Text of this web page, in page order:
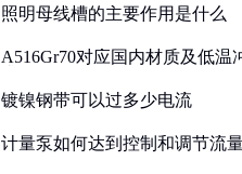
照明母线槽的主要作用是什么
A516Gr70对应国内材质及低温
镀镍钢带可以过多少电流
计量泵如何达到控制和调节流